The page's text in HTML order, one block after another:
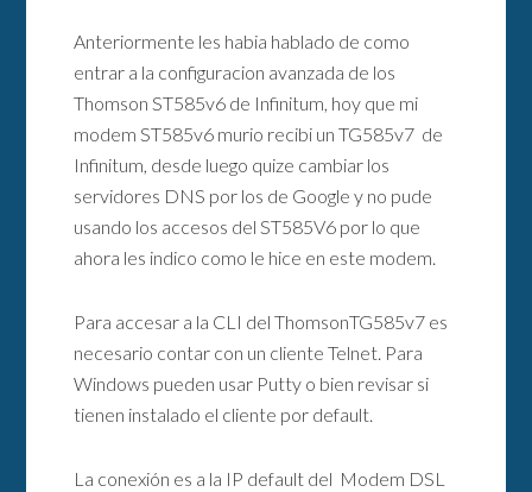
Anteriormente les habia hablado de como
entrar a la configuracion avanzada de los
Thomson ST585v6 de Infinitum, hoy que mi
modem ST585v6 murio recibi un TG585v7 de
Infinitum, desde luego quize cambiar los
servidores DNS por los de Google y no pude
usando los accesos del ST585V6 por lo que
ahora les indico como le hice en este modem.
Para accesar a la CLI del ThomsonTG585v7 es
necesario contar con un cliente Telnet. Para
Windows pueden usar Putty o bien revisar si
tienen instalado el cliente por default.
La conexión es a la IP default del Modem DSL